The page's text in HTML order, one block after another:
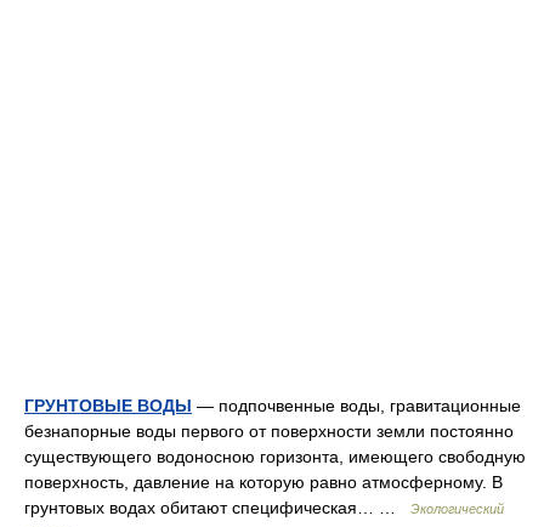
ГРУНТОВЫЕ ВОДЫ — подпочвенные воды, гравитационные
безнапорные воды первого от поверхности земли постоянно
существующего водоносною горизонта, имеющего свободную
поверхность, давление на которую равно атмосферному. В
грунтовых водах обитают специфическая… …
Экологический